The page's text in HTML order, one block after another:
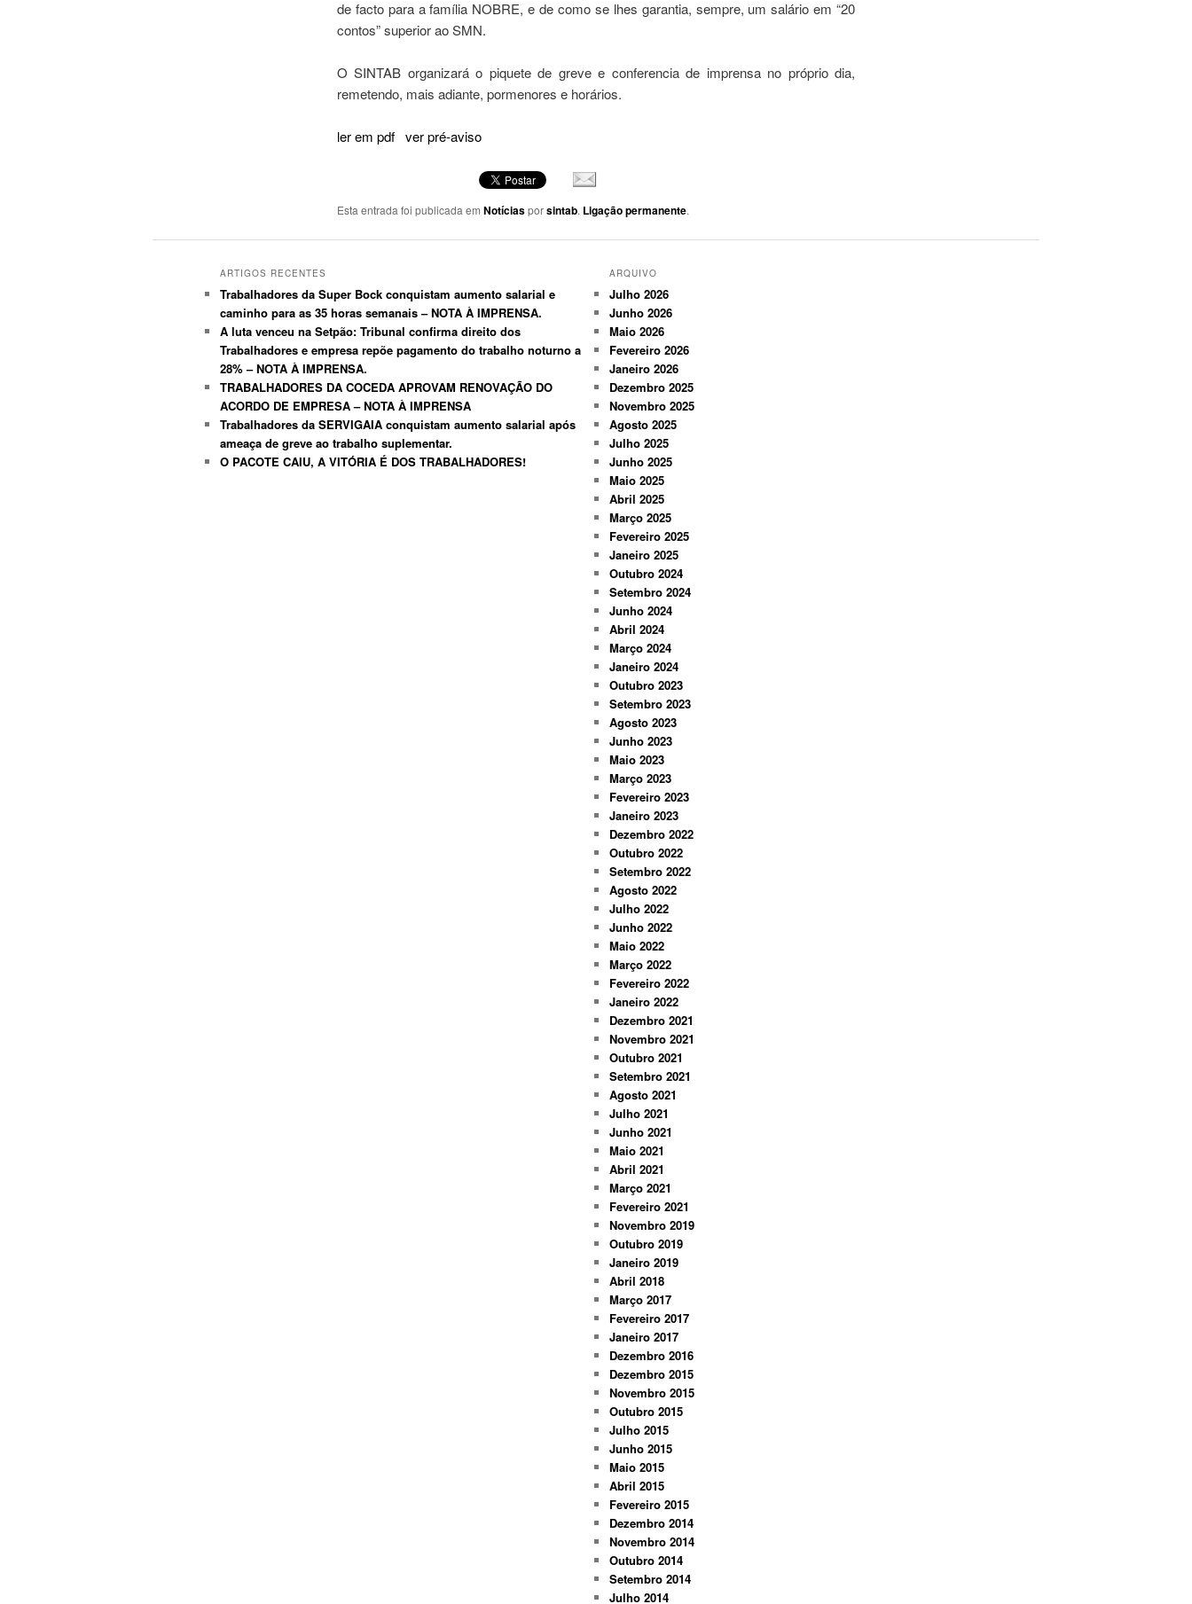
de facto para a família NOBRE, e de como se lhes garantia, sempre, um salário em “20
contos” superior ao SMN.
O SINTAB organizará o piquete de greve e conferencia de imprensa no próprio dia,
remetendo, mais adiante, pormenores e horários.
ler em pdf ver pré-aviso
Esta entrada foi publicada em Notíciasporsintab. Ligação permanente.
ARTIGOS RECENTES
Trabalhadores da Super Bock conquistam aumento salarial e
caminho para as 35 horas semanais – NOTA À IMPRENSA.
A luta venceu na Setpão: Tribunal confirma direito dos
Trabalhadores e empresa repõe pagamento do trabalho noturno a
28% – NOTA À IMPRENSA.
TRABALHADORES DA COCEDA APROVAM RENOVAÇÃO DO
ACORDO DE EMPRESA – NOTA À IMPRENSA
Trabalhadores da SERVIGAIA conquistam aumento salarial após
ameaça de greve ao trabalho suplementar.
O PACOTE CAIU, A VITÓRIA É DOS TRABALHADORES!
ARQUIVO
Julho 2026
Junho 2026
Maio 2026
Fevereiro 2026
Janeiro 2026
Dezembro 2025
Novembro 2025
Agosto 2025
Julho 2025
Junho 2025
Maio 2025
Abril 2025
Março 2025
Fevereiro 2025
Janeiro 2025
Outubro 2024
Setembro 2024
Junho 2024
Abril 2024
Março 2024
Janeiro 2024
Outubro 2023
Setembro 2023
Agosto 2023
Junho 2023
Maio 2023
Março 2023
Fevereiro 2023
Janeiro 2023
Dezembro 2022
Outubro 2022
Setembro 2022
Agosto 2022
Julho 2022
Junho 2022
Maio 2022
Março 2022
Fevereiro 2022
Janeiro 2022
Dezembro 2021
Novembro 2021
Outubro 2021
Setembro 2021
Agosto 2021
Julho 2021
Junho 2021
Maio 2021
Abril 2021
Março 2021
Fevereiro 2021
Novembro 2019
Outubro 2019
Janeiro 2019
Abril 2018
Março 2017
Fevereiro 2017
Janeiro 2017
Dezembro 2016
Dezembro 2015
Novembro 2015
Outubro 2015
Julho 2015
Junho 2015
Maio 2015
Abril 2015
Fevereiro 2015
Dezembro 2014
Novembro 2014
Outubro 2014
Setembro 2014
Julho 2014